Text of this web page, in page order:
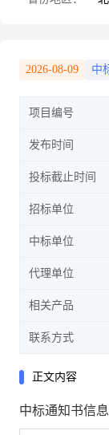
2026-08-09 中
项目编号
发布时间
投标截止时间
招标单位
中标单位
代理单位
相关产品
联系方式
正文内容
中标通知书信息